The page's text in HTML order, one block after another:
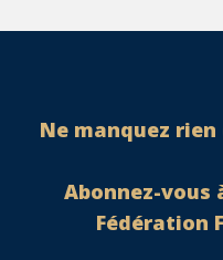
Ne manquez
Abonnez-vous
Fédération